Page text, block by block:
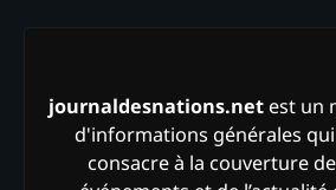
journaldesnations.net est un
d'informations générales
consacre à la couverture